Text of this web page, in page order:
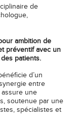
de
ambition de
préventif avec un
patients.
d’un
entre
une
soutenue par une
spécialistes et